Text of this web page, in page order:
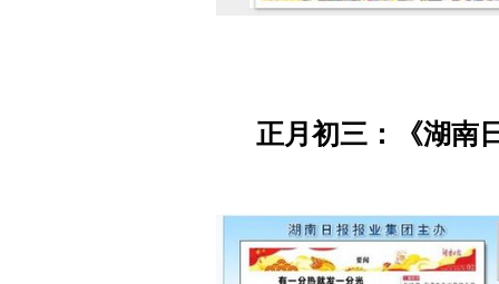
正月初三：《湖南